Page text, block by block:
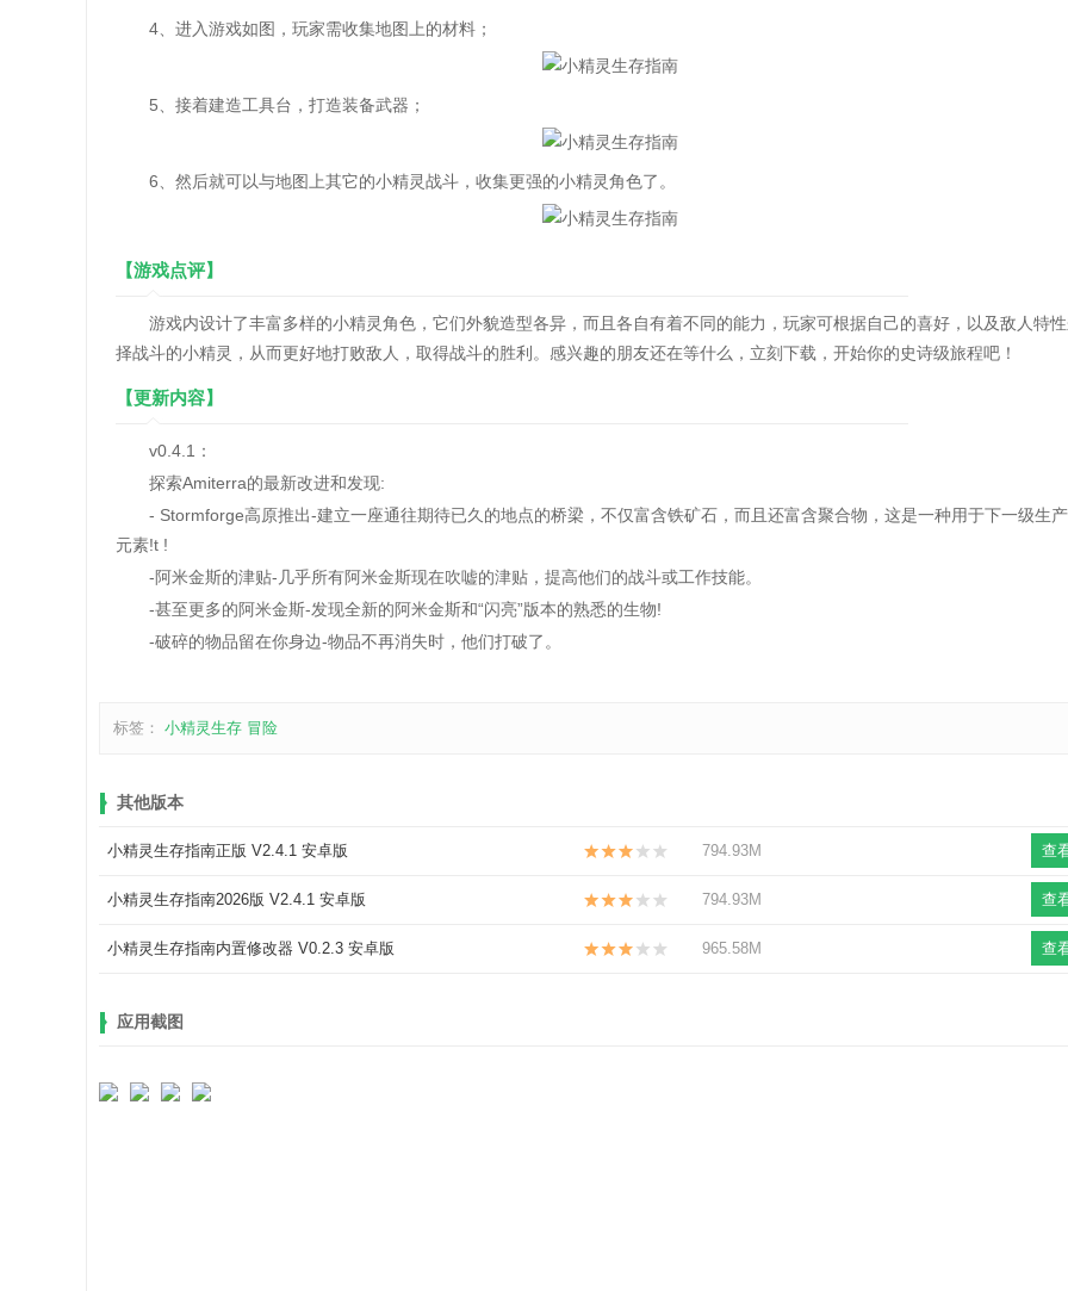
4、进入游戏如图，玩家需收集地图上的材料；
5、接着建造工具台，打造装备武器；
6、然后就可以与地图上其它的小精灵战斗，收集更强的小精灵角色了。
【游戏点评】
游戏内设计了丰富多样的小精灵角色，它们外貌造型各异，而且各自有着不同的能力，玩家可根据自己的喜好，以及敌人特
择战斗的小精灵，从而更好地打败敌人，取得战斗的胜利。感兴趣的朋友还在等什么，立刻下载，开始你的史诗级旅程吧！
【更新内容】
v0.4.1：
探索Amiterra的最新改进和发现:
- Stormforge高原推出-建立一座通往期待已久的地点的桥梁，不仅富含铁矿石，而且还富含聚合物，这是一种用于下一级生
元素!t !
-阿米金斯的津贴-几乎所有阿米金斯现在吹嘘的津贴，提高他们的战斗或工作技能。
-甚至更多的阿米金斯-发现全新的阿米金斯和“闪亮”版本的熟悉的生物!
-破碎的物品留在你身边-物品不再消失时，他们打破了。
标签： 小精灵生存 冒险
其他版本
查
小精灵生存指南正版 V2.4.1 安卓版 794.93M
查
小精灵生存指南2026版 V2.4.1 安卓版 794.93M
查
小精灵生存指南内置修改器 V0.2.3 安卓版 965.58M
应用截图